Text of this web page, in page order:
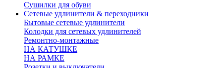
Сушилки для обуви
Сетевые удлинители & переходники
Бытовые сетевые удлинители
Колодки для сетевых удлинителей
Ремонтно-монтажные
НА КАТУШКЕ
НА РАМКЕ